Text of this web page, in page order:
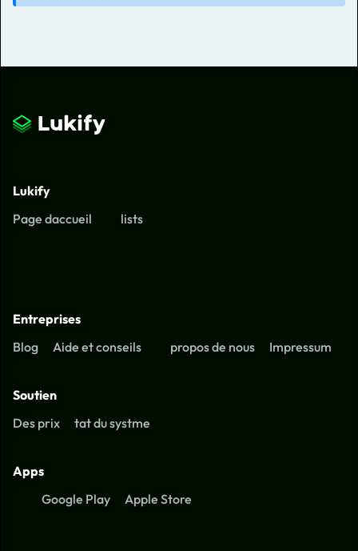
Lukify
Page daccueil
lists
Entreprises
Blog
Aide et conseils propos de nous Impressum
Soutien
Des prix
tat du systme
Apps
Google Play
Apple Store